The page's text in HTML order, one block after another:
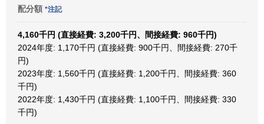
配分額 *注記
4,160千円 (直接経費: 3,200千円、間接経費: 960千円)
2024年度: 1,170千円 (直接経費: 900千円、間接経費: 270千
円)
2023年度: 1,560千円 (直接経費: 1,200千円、間接経費: 360
千円)
2022年度: 1,430千円 (直接経費: 1,100千円、間接経費: 330
千円)